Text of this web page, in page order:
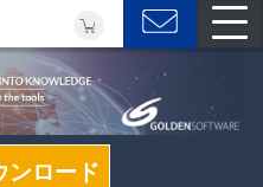
ンロード